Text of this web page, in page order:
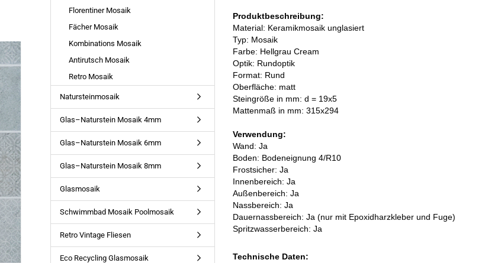
Produktbeschreibung:
Material: Keramikmosaik unglasiert
Typ: Mosaik
Farbe: Hellgrau Cream
Optik: Rundoptik
Format: Rund
Oberfläche: matt
Steingröße in mm: d = 19x5
Mattenmaß in mm: 315x294
Verwendung:
Wand: Ja
Boden: Bodeneignung 4/R10
Frostsicher: Ja
Innenbereich: Ja
Außenbereich: Ja
Nassbereich: Ja
Dauernassbereich: Ja(nur mit Epoxidharzkleber und Fuge)
Spritzwasserbereich: Ja
Technische Daten:
Florentiner Mosaik
Fächer Mosaik
Kombinations Mosaik
Antirutsch Mosaik
Retro Mosaik
Natursteinmosaik
Glas–Naturstein Mosaik 4mm
Glas–Naturstein Mosaik 6mm
Glas–Naturstein Mosaik 8mm
Glasmosaik
Schwimmbad Mosaik Poolmosaik
Retro Vintage Fliesen
Eco Recycling Glasmosaik